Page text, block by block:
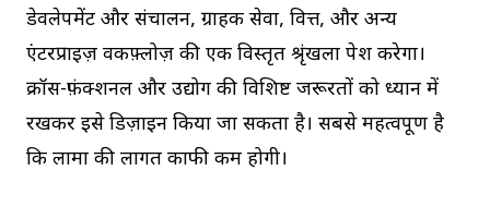
डेवलेपमेंट और संचालन, ग्राहक सेवा, वित्त, और अन्य
एंटरप्राइज़ वर्कफ़्लोज़ की एक विस्तृत श्रृंखला पेश करेगा।
क्रॉस-फ़ंक्शनल और उद्योग की विशिष्ट जरूरतों को ध्यान में
रखकर इसे डिज़ाइन किया जा सकता है। सबसे महत्वपूर्ण है
कि लामा की लागत काफी कम होगी।